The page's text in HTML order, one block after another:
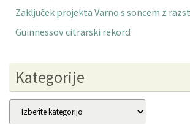
Zaključek projekta Varno s soncem z
Guinnessov citrarski rekord
Kategorije
Kategorije